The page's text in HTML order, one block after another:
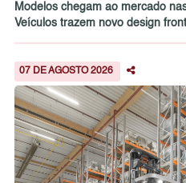
Modelos chegam ao mercado
Veículos trazem novo design
07 DE AGOSTO 2026